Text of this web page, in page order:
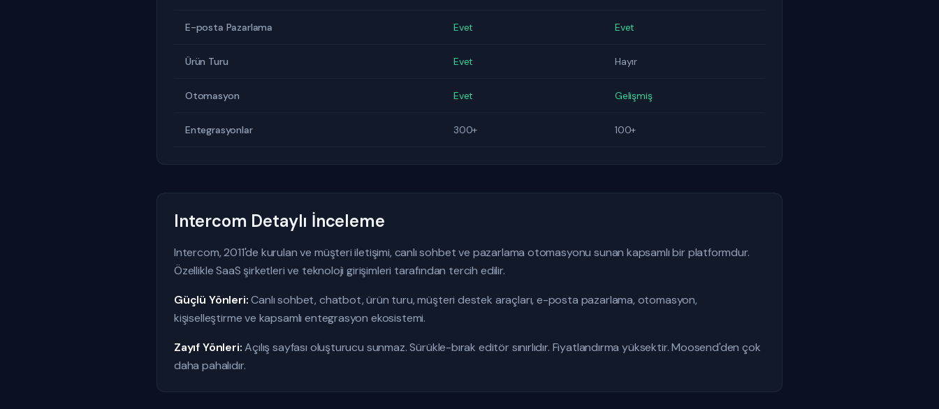
E-posta Pazarlama Evet Evet
Ürün Turu Evet Hayır
Otomasyon Evet Gelişmiş
Entegrasyonlar 300+ 100+
Intercom Detaylı İnceleme
Intercom, 2011'de kurulan ve müşteri iletişimi, canlı sohbet ve pazarlama otomasyonu sunan kapsamlı bir platformdur.
Özellikle SaaS şirketleri ve teknoloji girişimleri tarafından tercih edilir.
Güçlü Yönleri:Canlı sohbet, chatbot, ürün turu, müşteri destek araçları, e-posta pazarlama, otomasyon,
kişiselleştirme ve kapsamlı entegrasyon ekosistemi.
Zayıf Yönleri:Açılış sayfası oluşturucu sunmaz. Sürükle-bırak editör sınırlıdır. Fiyatlandırma yüksektir. Moosend'den çok
daha pahalıdır.